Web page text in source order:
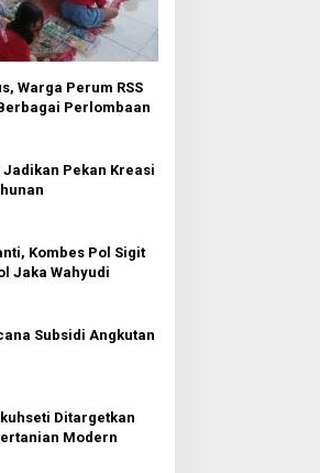
Warga Perum RSS
Perlombaan
Pekan Kreasi
Kombes Pol Sigit
Jaka Wahyudi
Subsidi Angkutan
Ditargetkan
Modern